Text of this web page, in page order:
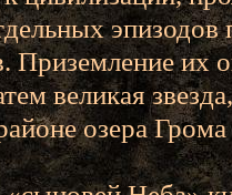
эпизодов
Приземление их
великая
озера